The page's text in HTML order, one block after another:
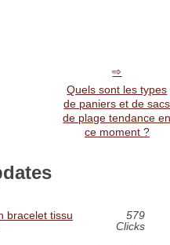
Quels sont les types
de paniers et de sacs
de plage tendance
ce moment ?
bracelet tissu
579
Clicks